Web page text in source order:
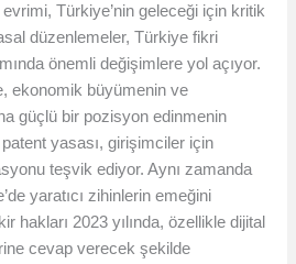
Türkiye’nin geleceği için kritik
düzenlemeler, Türkiye fikri
önemli değişimlere yol açıyor.
ekonomik büyümenin ve
güçlü bir pozisyon edinmenin
yasası, girişimciler için
teşvik ediyor. Aynı zamanda
yaratıcı zihinlerin emeğini
hakları 2023 yılında, özellikle dijital
cevap verecek şekilde